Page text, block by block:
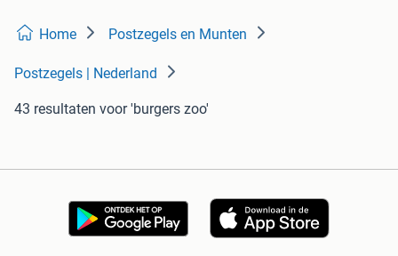
Home Postzegels en Munten
Postzegels | Nederland
43 resultaten voor 'burgers zoo'